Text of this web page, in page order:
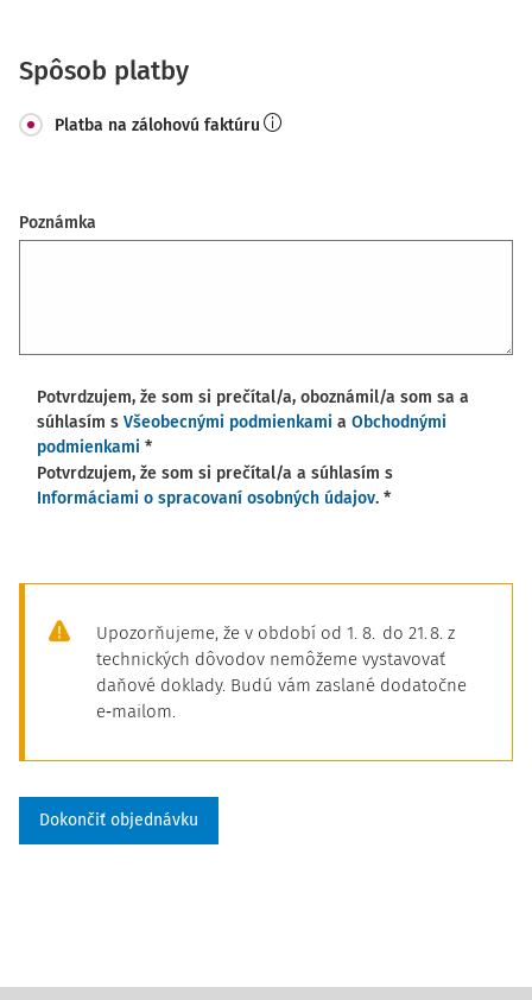
Spôsob platby
Platba na zálohovú faktúru
Poznámka
Potvrdzujem, že som si prečítal/a, oboznámil/a som sa a
súhlasím s Všeobecnými podmienkami a Obchodnými
podmienkami *
Potvrdzujem, že som si prečítal/a a súhlasím s
Informáciami o spracovaní osobných údajov. *
Upozorňujeme, že v období od 1. 8. do 21. 8. z
technických dôvodov nemôžeme vystavovať
daňové doklady. Budú vám zaslané dodatočne
e‑mailom.
Dokončiť objednávku